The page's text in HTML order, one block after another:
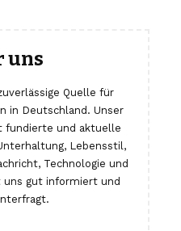
uns
Quelle für
in Deutschland. Unser
fundierte und aktuelle
Lebensstil,
Technologie und
uns gut informiert und